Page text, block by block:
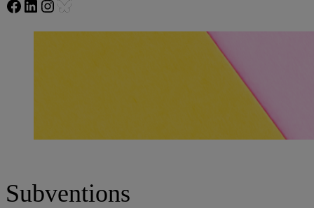
Facebook
LinkedIn
Instagram
Bluesky
Subventions